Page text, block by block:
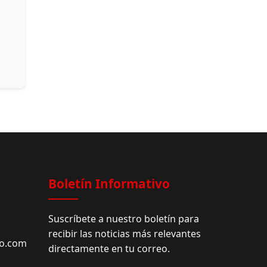
Boletín Informativo
Suscríbete a nuestro boletín para
recibir las noticias más relevantes
directamente en tu correo.